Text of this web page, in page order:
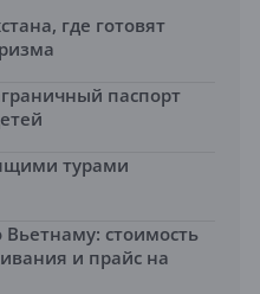
где готовят
паспорт
турами
Вьетнаму: стоимость
и прайс на